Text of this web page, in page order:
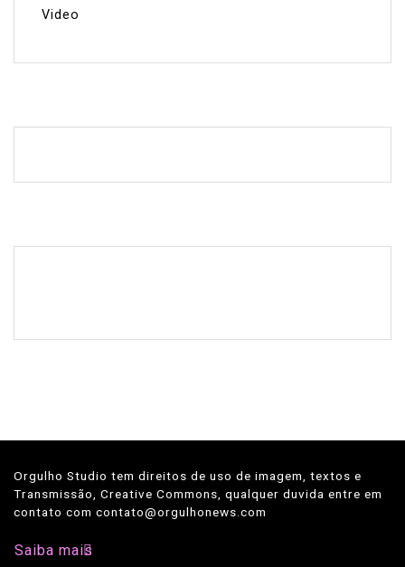
Video
Orgulho Studio tem direitos de uso de imagem, textos e
Transmissão, Creative Commons, qualquer duvida entre em
contato com contato@orgulhonews.com
Saiba mais